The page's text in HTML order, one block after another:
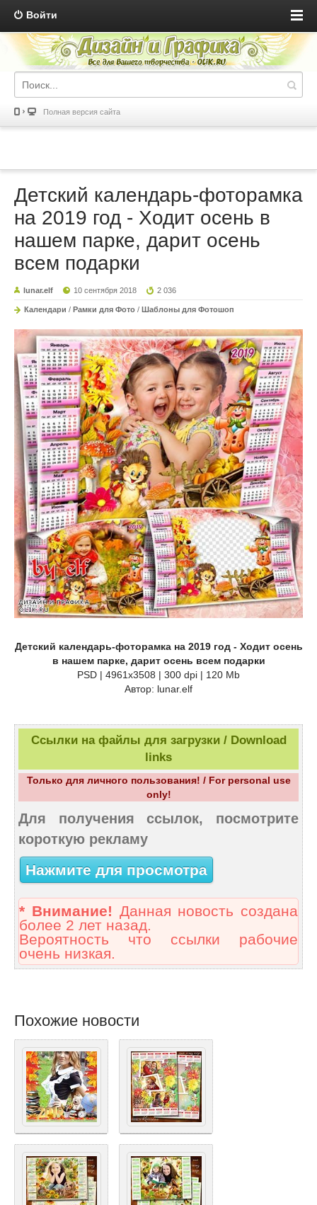
Войти
Полная версия сайта
Детский календарь-фоторамка
на 2019 год - Ходит осень в
нашем парке, дарит осень
всем подарки
lunar.elf 10 сентября 2018 2 036
Календари / Рамки для Фото / Шаблоны для Фотошоп
Детский календарь-фоторамка на 2019 год - Ходит осень
в нашем парке, дарит осень всем подарки
PSD | 4961х3508 | 300 dpi | 120 Mb
Автор: lunar.elf
Ссылки на файлы для загрузки / Download
links
Только для личного пользования! / For personal use
only!
Для получения ссылок, посмотрите
короткую рекламу
Нажмите для просмотра
* Внимание! Данная новость создана
более 2 лет назад.
Вероятность что ссылки рабочие
очень низкая.
Похожие новости